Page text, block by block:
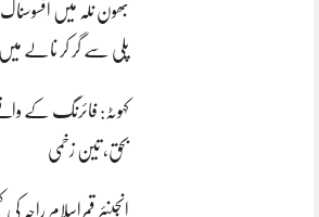
بھون نلہ میں
پلی سے گر کر نالے میں
کہوٹہ: فائرنگ کے
بحق، تین زخمی
انجینئر قمراسلام راجہ